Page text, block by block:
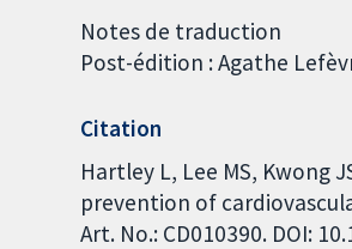
Notes de traduction
Post-édition : Agathe
Citation
Hartley L, Lee MS, Kwong
prevention of
Art. No.: CD010390. DOI: